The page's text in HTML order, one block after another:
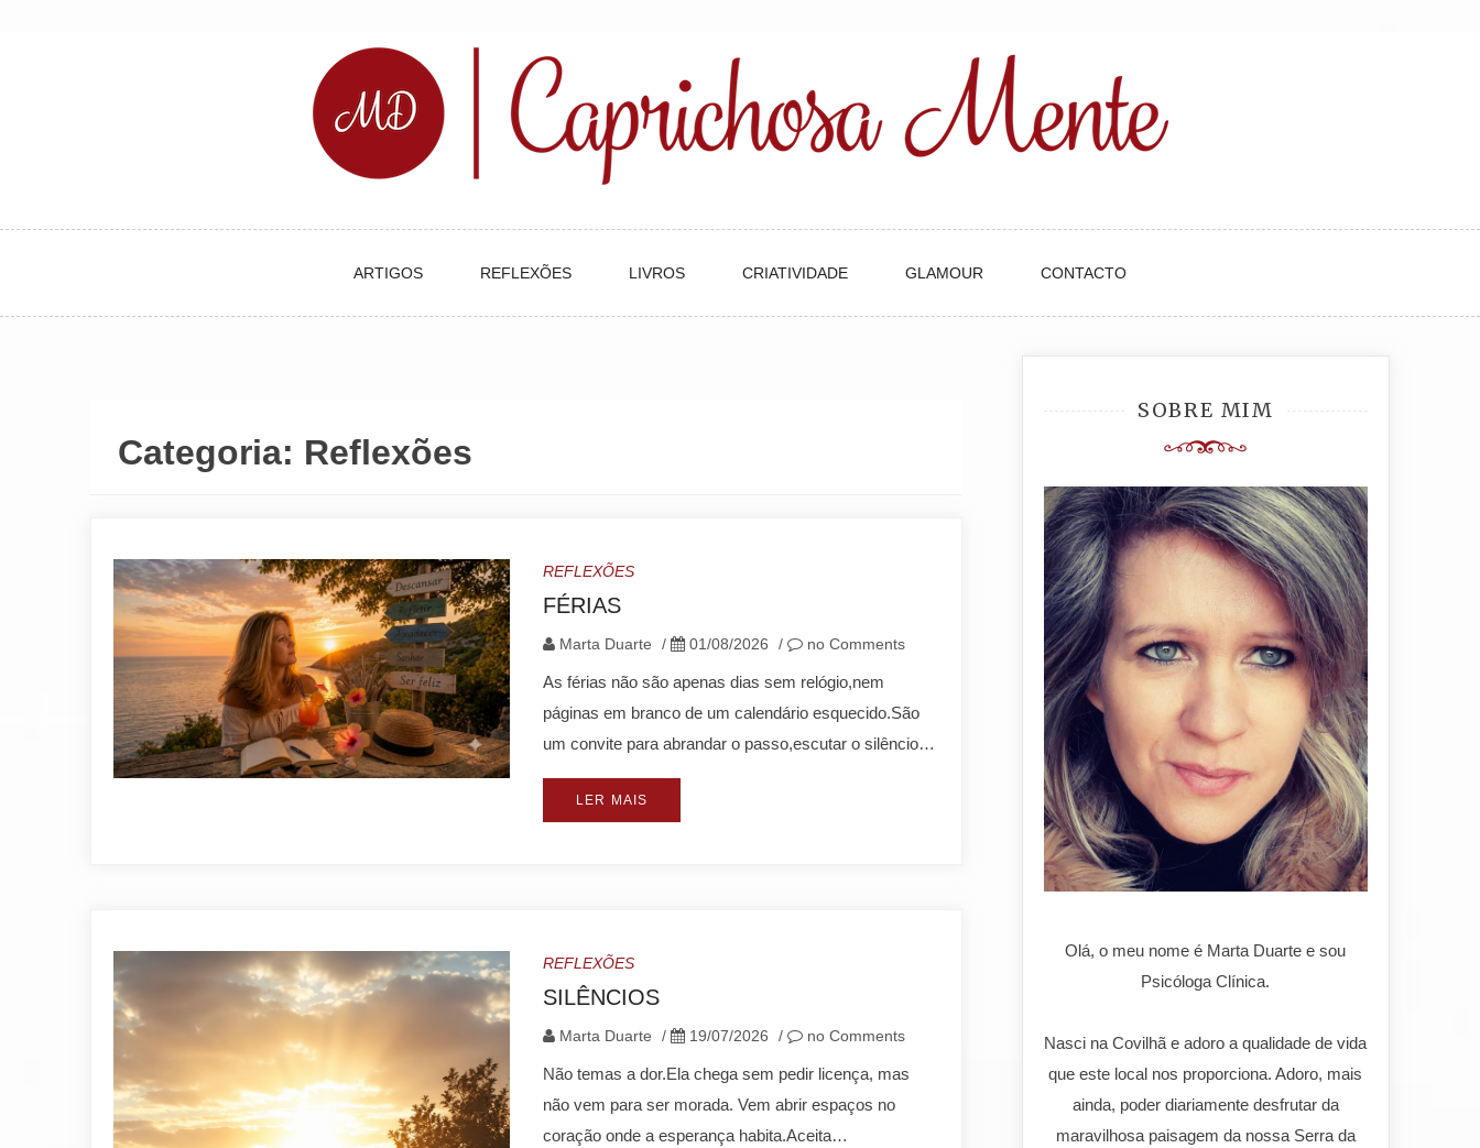
ARTIGOS REFLEXÕES LIVROS CRIATIVIDADE GLAMOUR CONTACTO
Categoria: Reflexões
REFLEXÕES
FÉRIAS
Marta Duarte / 01/08/2026 / no Comments
As férias não são apenas dias sem relógio,nem
páginas em branco de um calendário esquecido.São
um convite para abrandar o passo,escutar o silêncio…
LER MAIS
REFLEXÕES
SILÊNCIOS
Marta Duarte / 19/07/2026 / no Comments
Não temas a dor.Ela chega sem pedir licença, mas
não vem para ser morada. Vem abrir espaços no
coração onde a esperança habita.Aceita…
SOBRE MIM
Olá, o meu nome é Marta Duarte e sou
Psicóloga Clínica.
Nasci na Covilhã e adoro a qualidade de vida
que este local nos proporciona. Adoro, mais
ainda, poder diariamente desfrutar da
maravilhosa paisagem da nossa Serra da